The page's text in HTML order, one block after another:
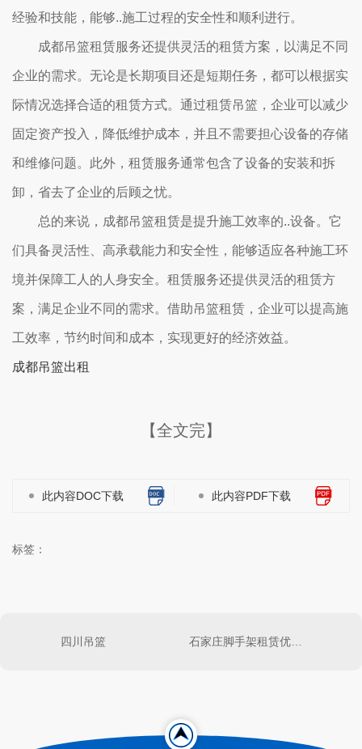
经验和技能，能够..施工过程的安全性和顺利进行。
成都吊篮租赁服务还提供灵活的租赁方案，以满足不同
企业的需求。无论是长期项目还是短期任务，都可以根据实
际情况选择合适的租赁方式。通过租赁吊篮，企业可以减少
固定资产投入，降低维护成本，并且不需要担心设备的存储
和维修问题。此外，租赁服务通常包含了设备的安装和拆
卸，省去了企业的后顾之忧。
总的来说，成都吊篮租赁是提升施工效率的..设备。它
们具备灵活性、高承载能力和安全性，能够适应各种施工环
境并保障工人的人身安全。租赁服务还提供灵活的租赁方
案，满足企业不同的需求。借助吊篮租赁，企业可以提高施
工效率，节约时间和成本，实现更好的经济效益。
成都吊篮出租
【全文完】
此内容DOC下载 此内容PDF下载
标签：
四川吊篮